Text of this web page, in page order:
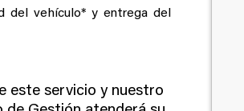
del vehículo* y entrega del
este servicio y nuestro